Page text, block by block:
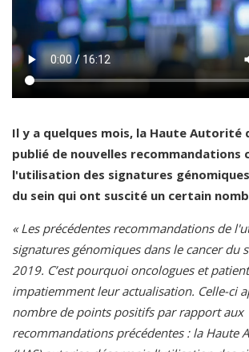
Il y a quelques mois, la Haute Autorité
publié de nouvelles recommandations
l'utilisation des signatures
du sein qui ont suscité un certain
« Les précédentes recommandations de
signatures génomiques dans le cancer du
2019. C’est pourquoi oncologues et
impatiemment leur actualisation. Celle-ci
nombre de points positifs par rapport aux
recommandations précédentes : la Haute